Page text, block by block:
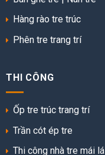
Hàng rào tre trúc
Phên tre trang trí
THI CÔNG
Ốp tre trúc trang trí
Trần cót ép tre
Thi công nhà tre mái lá